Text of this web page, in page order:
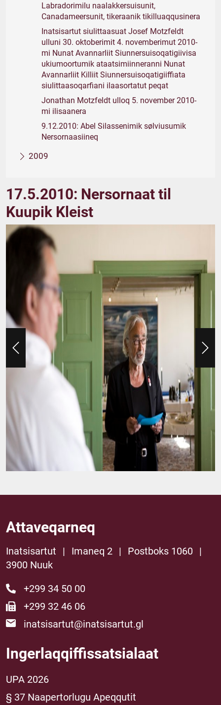
Labradorimilu naalakkersuisunit,
Canadameersunit, tikeraanik tikilluaqqusinera
Inatsisartut siulittaasuat Josef Motzfeldt
ulluni 30. oktoberimit 4. novemberimut 2010-
mi Nunat Avannarliit Siunnersuisoqatigiivisa
ukiumoortumik ataatsimiinneranni Nunat
Avannarliit Killiit Siunnersuisoqatigiiffiata
siulittaasoqarfiani ilaasortatut peqat
Jonathan Motzfeldt ulloq 5. november 2010-
mi ilisaanera
9.12.2010: Abel Silassenimik sølviusumik
Nersornaasiineq
2009
17.5.2010: Nersornaat til
Kuupik Kleist
Attaveqarneq
Inatsisartut | Imaneq 2 | Postboks 1060
|
3900 Nuuk
+299 34 50 00
+299 32 46 06
inatsisartut@inatsisartut.gl
Ingerlaqqiffissatsialaat
UPA 2026
§ 37 Naapertorlugu Apeqqutit